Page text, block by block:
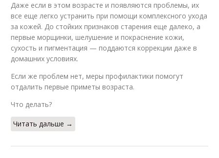
Даже если в этом возрасте и появляются проблемы, их
все еще легко устранить при помощи комплексного ухода
за кожей. До стойких признаков старения еще далеко, а
первые морщинки, шелушение и покраснение кожи,
сухость и пигментация — поддаются коррекции даже в
домашних условиях.
Если же проблем нет, меры профилактики помогут
отдалить первые приметы возраста.
Что делать?
Читать дальше →